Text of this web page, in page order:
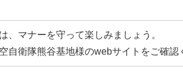
、マナーを守って楽しみましょう。
自衛隊熊谷基地様のwebサイトをご確認